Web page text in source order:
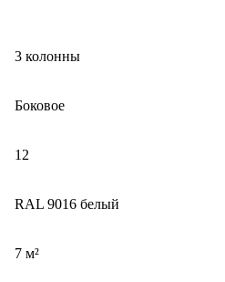
3 колонны
Боковое
12
RAL 9016 белый
7 м²